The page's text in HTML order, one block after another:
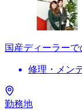
国産ディーラー
修理・メン
勤務地